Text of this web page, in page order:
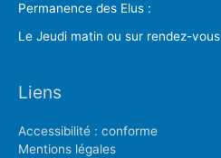
Permanence des Elus :
Le Jeudi matin ou sur rendez-vous
Liens
Accessibilité : conforme
Mentions légales